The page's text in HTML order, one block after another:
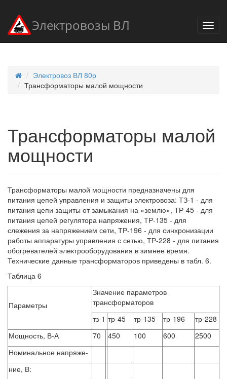
Электровозы ВЛ
Электровоз ВЛ 80р
Трансформаторы малой мощности
Трансформаторы малой
мощности
Трансформаторы малой мощности предназначены для
питания цепей управления и защиты электровоза: ТЗ-1 - для
питания цепи защиты от замыкания на «землю», ТР-45 - для
питания цепей регулятора напряжения, ТР-135 - для
слежения за напряжением сети, ТР-196 - для синхронизации
работы аппаратуры управления с сетью, ТР-228 - для питания
обогревателей электрооборудования в зимнее время.
Технические данные трансформаторов приведены в табл. 6.
Таблица 6
Параметры
Значение параметров
трансформаторов
тз-1 тр-45 тр-135 тр-196
тр-228
Мощность, В-А
70 450 100 600
2500
Номинальное напряже-
ние, В: